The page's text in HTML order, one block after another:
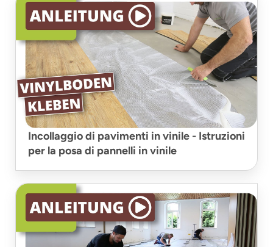
Incollaggio di pavimenti in vinile - Istruzioni
per la posa di pannelli in vinile